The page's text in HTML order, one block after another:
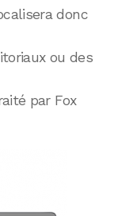
donc
ou des
par Fox